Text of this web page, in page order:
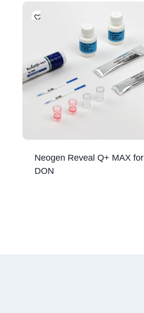
Neogen Reveal Q+ MAX for
DON